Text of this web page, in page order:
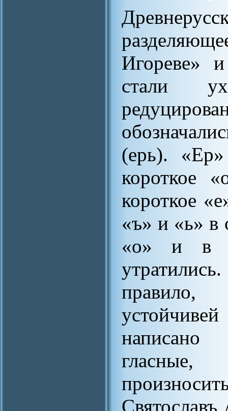
Игореве»
стали
(ерь). «Ер»
короткое
короткое
«ъ» и «ь» в
«о» и в
правило,
написано